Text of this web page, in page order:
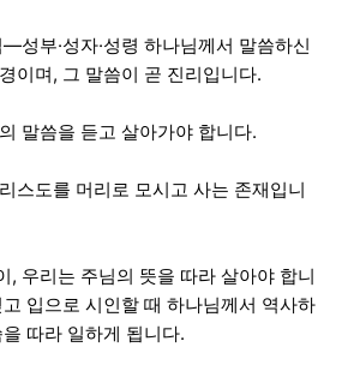
성부·성자·성령 하나님께서 말씀하신
이며, 그 말씀이 곧 진리입니다.
말씀을 듣고 살아가야 합니다.
스도를 머리로 모시고 사는 존재입니
, 우리는 주님의 뜻을 따라 살아야 합니
입으로 시인할 때 하나님께서 역사하
따라 일하게 됩니다.